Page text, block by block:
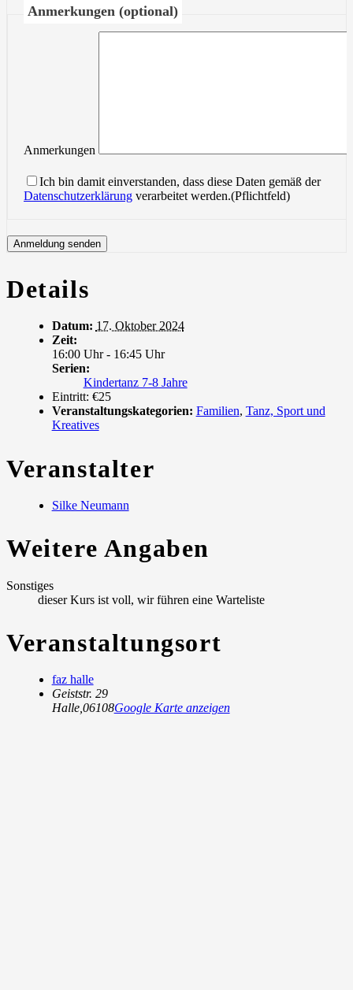
Anmerkungen (optional)
Anmerkungen
Ich bin damit einverstanden, dass diese Daten gemäß der
Datenschutzerklärung verarbeitet werden.(Pflichtfeld)
Details
Datum: 17. Oktober 2024
Zeit:
16:00 Uhr - 16:45 Uhr
Serien:
Kindertanz 7-8 Jahre
Eintritt: €25
Veranstaltungskategorien: Familien, Tanz, Sport und
Kreatives
Veranstalter
Silke Neumann
Weitere Angaben
Sonstiges
dieser Kurs ist voll, wir führen eine Warteliste
Veranstaltungsort
faz halle
Geiststr. 29
Halle, 06108Google Karte anzeigen